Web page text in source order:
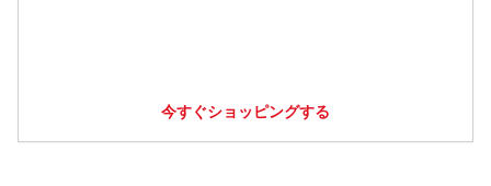
今すぐショッピングする